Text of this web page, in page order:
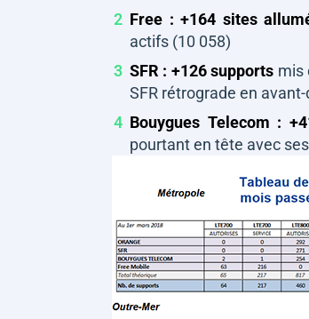
Free : +164 sites
actifs (10 058)
SFR : +126 supports mis
SFR rétrograde en
Bouygues Telecom :
pourtant en tête avec